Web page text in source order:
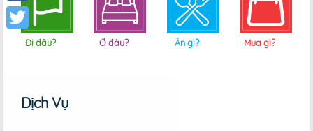
Facebook
TwitterĐi đâu? Ở đâu? Ăn gì? Mua gì?
Dịch Vụ